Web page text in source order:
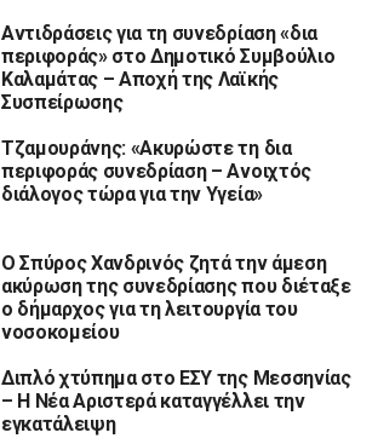
Αντιδράσεις για τη συνεδρίαση «δια
περιφοράς» στο Δημοτικό Συμβούλιο
Καλαμάτας – Αποχή της Λαϊκής
Συσπείρωσης
Τζαμουράνης: «Ακυρώστε τη δια
περιφοράς συνεδρίαση – Ανοιχτός
διάλογος τώρα για την Υγεία»
Ο Σπύρος Χανδρινός ζητά την άμεση
ακύρωση της συνεδρίασης που διέταξε
ο δήμαρχος για τη λειτουργία του
νοσοκομείου
Διπλό χτύπημα στο ΕΣΥ της Μεσσηνίας
– Η Νέα Αριστερά καταγγέλλει την
εγκατάλειψη